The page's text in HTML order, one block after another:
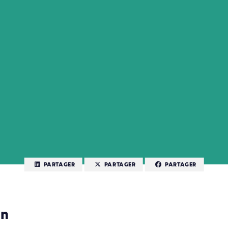
PARTAGER PARTAGER PARTAGER